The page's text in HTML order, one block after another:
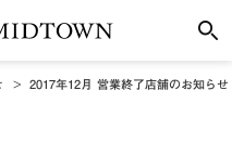
2017年12月 営業終了店舗のお知らせ